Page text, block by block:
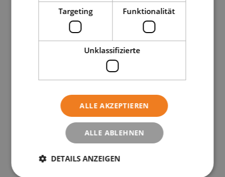
Damit ist sie besonders geeignet bei akuten
Schüben oder nach längerer Belastung der
Hand.
Die Anwendung sollte kontrolliert erfolgen, um
Kälteschäden zu vermeiden. Einige
Empfehlungen:
Targeting Funktionalität
Unklassifizierte
ALLE AKZEPTIEREN
ALLE ABLEHNEN
DETAILS ANZEIGEN